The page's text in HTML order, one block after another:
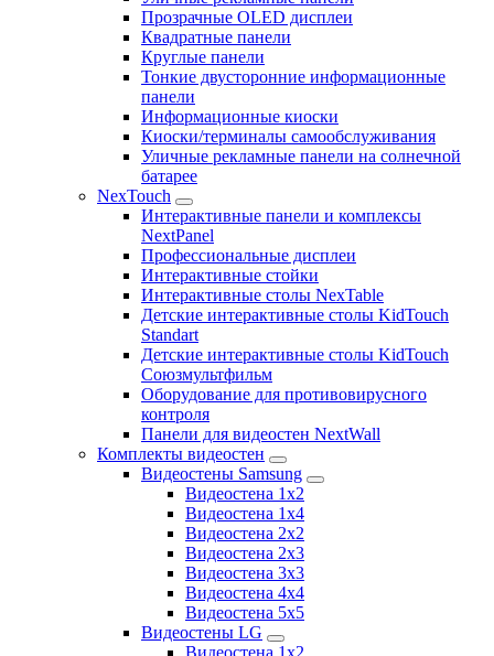
Прозрачные OLED дисплеи
Квадратные панели
Круглые панели
Тонкие двусторонние информационные
панели
Информационные киоски
Киоски/терминалы самообслуживания
Уличные рекламные панели на солнечной
батарее
NexTouch
Интерактивные панели и комплексы
NextPanel
Профессиональные дисплеи
Интерактивные стойки
Интерактивные столы NexTable
Детские интерактивные столы KidTouch
Standart
Детские интерактивные столы KidTouch
Союзмультфильм
Оборудование для противовирусного
контроля
Панели для видеостен NextWall
Комплекты видеостен
Видеостены Samsung
Видеостена 1x2
Видеостена 1x4
Видеостена 2x2
Видеостена 2х3
Видеостена 3x3
Видеостена 4x4
Видеостена 5x5
Видеостены LG
Видеостена 1x2